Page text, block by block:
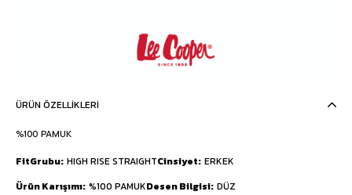
ÜRÜN ÖZELLIKLERI
%100 PAMUK
FitGrubu HIGH RISE STRAIGHTCinsiyet ERKEK
Ürün Karışımı %100 PAMUKDesen Bilgisi DÜZ